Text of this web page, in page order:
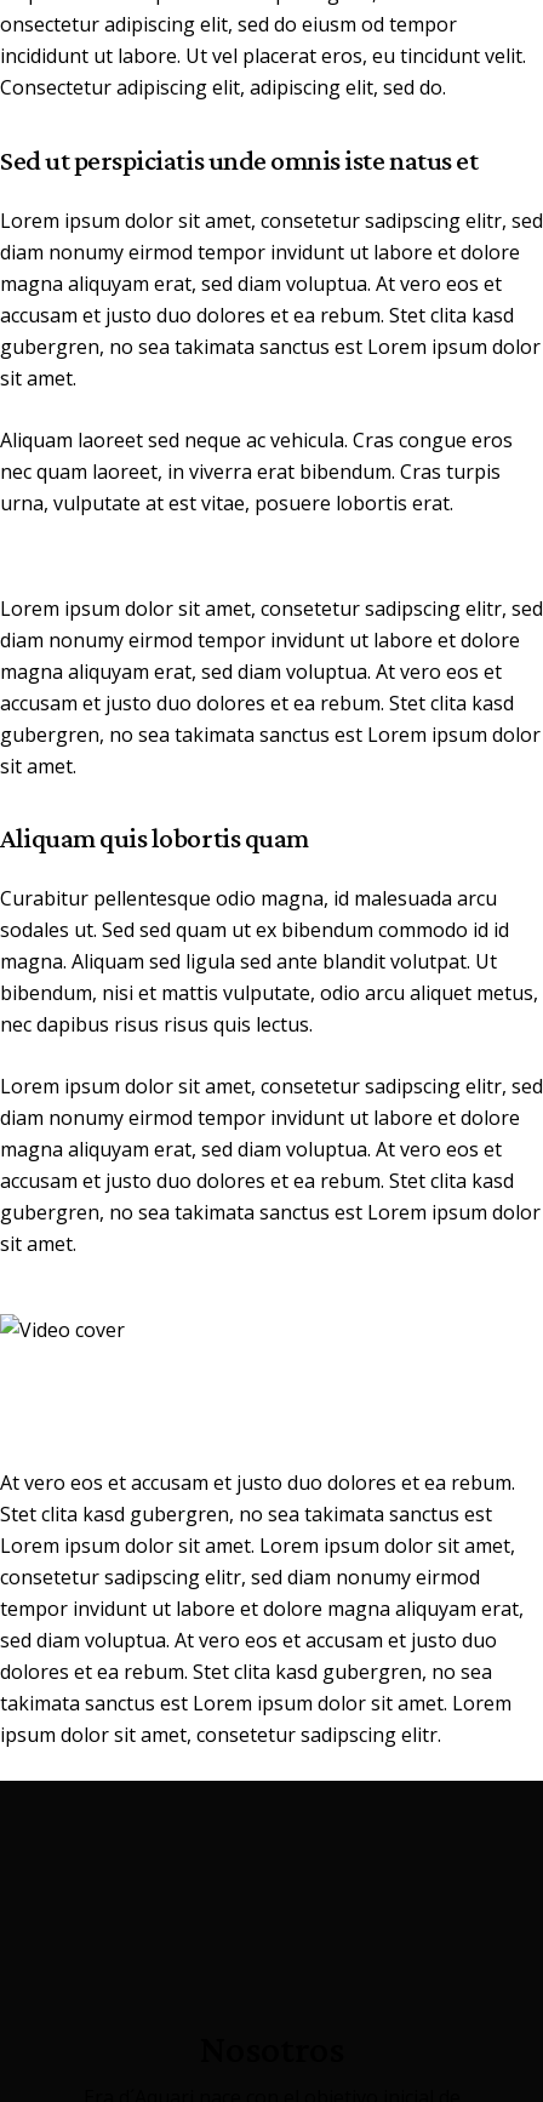
onsectetur adipiscing elit, sed do eiusm od tempor
incididunt ut labore. Ut vel placerat eros, eu tincidunt velit.
Consectetur adipiscing elit, adipiscing elit, sed do.
Sed ut perspiciatis unde omnis iste natus et
Lorem ipsum dolor sit amet, consetetur sadipscing elitr, sed
diam nonumy eirmod tempor invidunt ut labore et dolore
magna aliquyam erat, sed diam voluptua. At vero eos et
accusam et justo duo dolores et ea rebum. Stet clita kasd
gubergren, no sea takimata sanctus est Lorem ipsum dolor
sit amet.
Aliquam laoreet sed neque ac vehicula. Cras congue eros
nec quam laoreet, in viverra erat bibendum. Cras turpis
urna, vulputate at est vitae, posuere lobortis erat.
Lorem ipsum dolor sit amet, consetetur sadipscing elitr, sed
diam nonumy eirmod tempor invidunt ut labore et dolore
magna aliquyam erat, sed diam voluptua. At vero eos et
accusam et justo duo dolores et ea rebum. Stet clita kasd
gubergren, no sea takimata sanctus est Lorem ipsum dolor
sit amet.
Aliquam quis lobortis quam
Curabitur pellentesque odio magna, id malesuada arcu
sodales ut. Sed sed quam ut ex bibendum commodo id id
magna. Aliquam sed ligula sed ante blandit volutpat. Ut
bibendum, nisi et mattis vulputate, odio arcu aliquet metus,
nec dapibus risus risus quis lectus.
Lorem ipsum dolor sit amet, consetetur sadipscing elitr, sed
diam nonumy eirmod tempor invidunt ut labore et dolore
magna aliquyam erat, sed diam voluptua. At vero eos et
accusam et justo duo dolores et ea rebum. Stet clita kasd
gubergren, no sea takimata sanctus est Lorem ipsum dolor
sit amet.
At vero eos et accusam et justo duo dolores et ea rebum.
Stet clita kasd gubergren, no sea takimata sanctus est
Lorem ipsum dolor sit amet. Lorem ipsum dolor sit amet,
consetetur sadipscing elitr, sed diam nonumy eirmod
tempor invidunt ut labore et dolore magna aliquyam erat,
sed diam voluptua. At vero eos et accusam et justo duo
dolores et ea rebum. Stet clita kasd gubergren, no sea
takimata sanctus est Lorem ipsum dolor sit amet. Lorem
ipsum dolor sit amet, consetetur sadipscing elitr.